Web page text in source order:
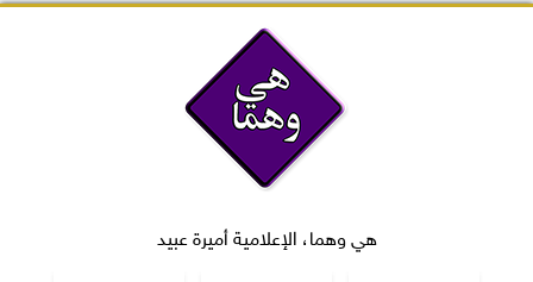
هي وهما، الإعلامية أميرة عبيد